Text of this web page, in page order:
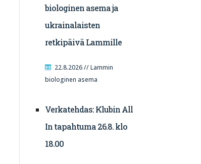
biologinen asema ja
ukrainalaisten
retkipäivä Lammille
22.8.2026 // Lammin
biologinen asema
Verkatehdas: Klubin All
In tapahtuma 26.8. klo
18.00